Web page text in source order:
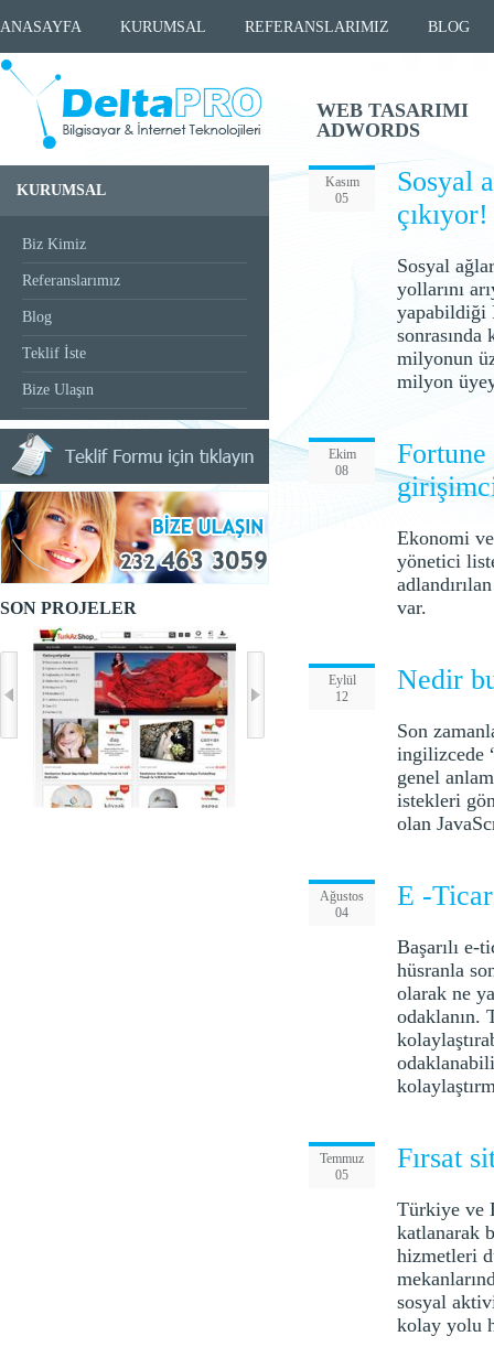
ANASAYFA KURUMSAL REFERANSLARIMIZ BLOG
WEB TASARIMI
ADWORDS
KURUMSAL
Biz Kimiz
Referanslarımız
Blog
Teklif İste
Bize Ulaşın
SON PROJELER
Kasım
05
Sosyal
çıkıyor!
Sosyal
yollarını
yapabildiği
sonrasında
milyonun
milyon
Ekim
08
Ekonomi
yönetici
var.
Eylül
12
Nedir
Son
ingilizcede
genel
istekleri
olan
Ağustos
04
E -
Başarılı e-
hüsranla
olarak ne
odaklanın.
Temmuz
05
Fırsat
Türkiye ve
katlanarak
hizmetleri
sosyal
kolay yolu